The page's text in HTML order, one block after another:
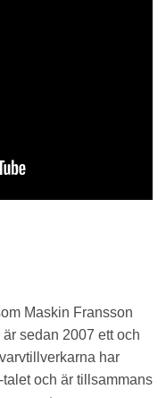
Maskin Fransson
sedan 2007 ett och
har
och är tillsammans